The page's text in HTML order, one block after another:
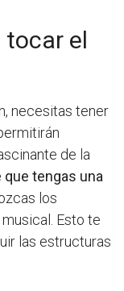
tocar el
necesitas tener
de la
tengas una
los
Esto te
las estructuras